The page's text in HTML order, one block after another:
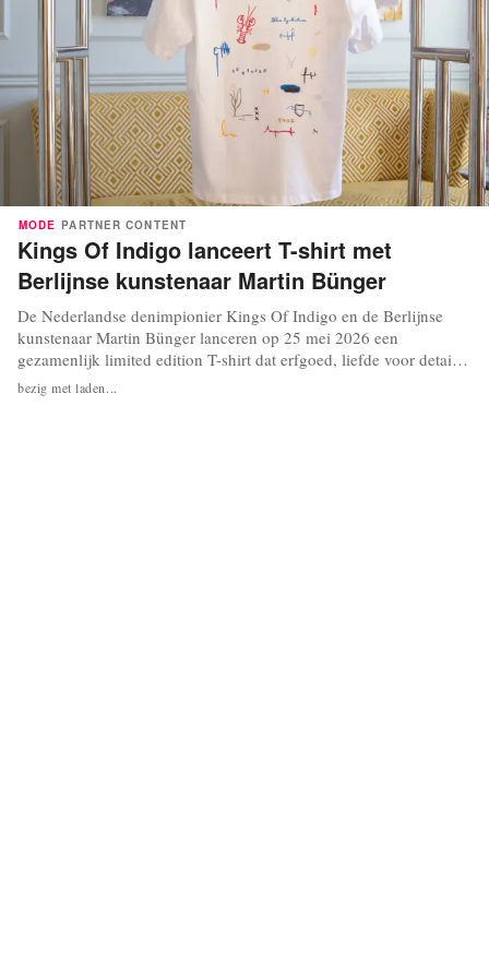
MODE PARTNER CONTENT
Kings Of Indigo lanceert T-shirt met
Berlijnse kunstenaar Martin Bünger
De Nederlandse denimpionier Kings Of Indigo en de Berlijnse
kunstenaar Martin Bünger lanceren op 25 mei 2026 een
gezamenlijk limited edition T-shirt dat erfgoed, liefde voor detail
en een duurzaam waardesysteem verenigt. Over de kunstenaar De
schilderkunst van Martin Bünger balanceert tussen intuïtie en
bezig met laden...